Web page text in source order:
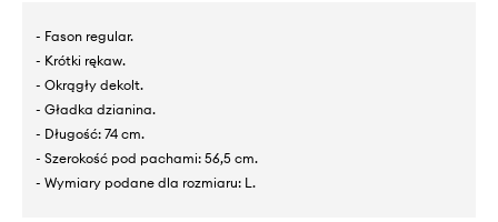
- Fason regular.
- Krótki rękaw.
- Okrągły dekolt.
- Gładka dzianina.
- Długość: 74 cm.
- Szerokość pod pachami: 56,5 cm.
- Wymiary podane dla rozmiaru: L.